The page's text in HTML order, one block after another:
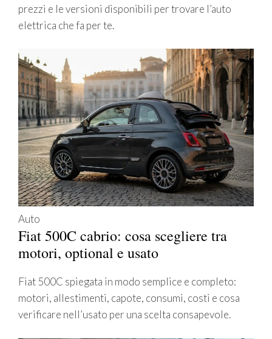
prezzi e le versioni disponibili per trovare l’auto
elettrica che fa per te.
Auto
Fiat 500C cabrio: cosa scegliere tra
motori, optional e usato
Fiat 500C spiegata in modo semplice e completo:
motori, allestimenti, capote, consumi, costi e cosa
verificare nell’usato per una scelta consapevole.